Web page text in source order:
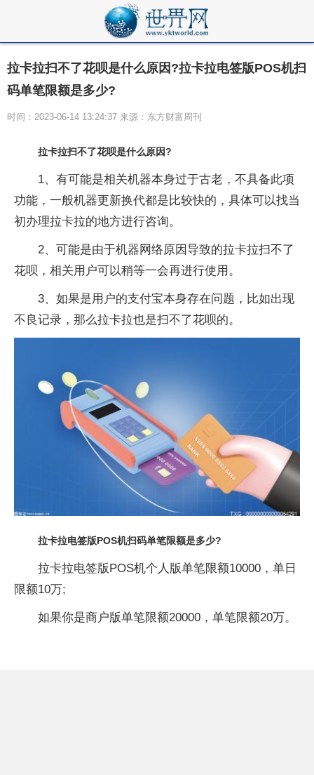
拉卡拉扫不了花呗是什么原因?拉卡拉电签版POS机扫
码单笔限额是多少?
时间：2023-06-14 13:24:37 来源：东方财富周刊
拉卡拉扫不了花呗是什么原因?
1、有可能是相关机器本身过于古老，不具备此项
功能，一般机器更新换代都是比较快的，具体可以找当
初办理拉卡拉的地方进行咨询。
2、可能是由于机器网络原因导致的拉卡拉扫不了
花呗，相关用户可以稍等一会再进行使用。
3、如果是用户的支付宝本身存在问题，比如出现
不良记录，那么拉卡拉也是扫不了花呗的。
拉卡拉电签版POS机扫码单笔限额是多少?
拉卡拉电签版POS机个人版单笔限额10000，单日
限额10万;
如果你是商户版单笔限额20000，单笔限额20万。